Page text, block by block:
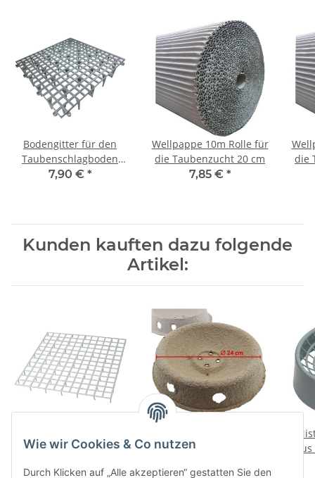
Wie wir Cookies & Co nutzen
Durch Klicken auf „Alle akzeptieren“ gestatten Sie den
Bodengitter für den
Taubenschlagboden
Taubenzubehör
7,90 € *
Wellpappe 10m Rolle für
die Taubenzucht 20 cm
7,85 € *
die
Kunden kauften dazu folgende
Artikel:
aus Kunststoff KLEIN -
Pappe für Tauben |